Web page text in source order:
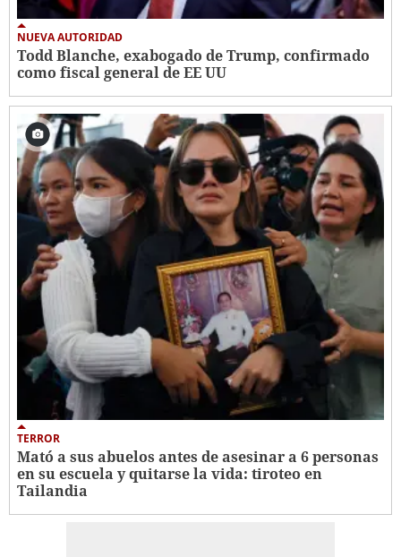
NUEVA AUTORIDAD
Todd Blanche, exabogado de Trump, confirmado
como fiscal general de EE UU
TERROR
Mató a sus abuelos antes de asesinar a 6 personas
en su escuela y quitarse la vida: tiroteo en
Tailandia